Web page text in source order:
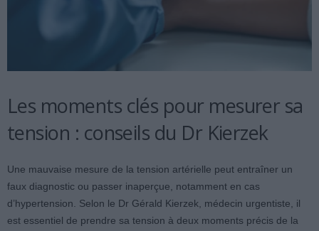
Les moments clés pour mesurer sa
tension : conseils du Dr Kierzek
Une mauvaise mesure de la tension artérielle peut entraîner un
faux diagnostic ou passer inaperçue, notamment en cas
d’hypertension. Selon le Dr Gérald Kierzek, médecin urgentiste, il
est essentiel de prendre sa tension à deux moments précis de la